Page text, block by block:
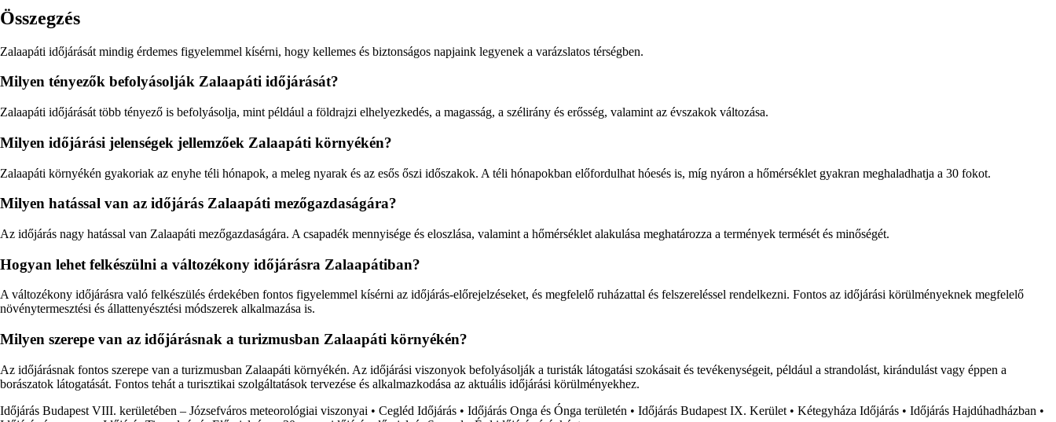
Összegzés
Zalaapáti időjárását mindig érdemes figyelemmel kísérni, hogy kellemes és biztonságos napjaink legyenek a varázslatos térségben.
Milyen tényezők befolyásolják Zalaapáti időjárását?
Zalaapáti időjárását több tényező is befolyásolja, mint például a földrajzi elhelyezkedés, a magasság, a szélirány és erősség, valamint az évszakok változása.
Milyen időjárási jelenségek jellemzőek Zalaapáti környékén?
Zalaapáti környékén gyakoriak az enyhe téli hónapok, a meleg nyarak és az esős őszi időszakok. A téli hónapokban előfordulhat hóesés is, míg nyáron a hőmérséklet gyakran meghaladhatja a 30 fokot.
Milyen hatással van az időjárás Zalaapáti mezőgazdaságára?
Az időjárás nagy hatással van Zalaapáti mezőgazdaságára. A csapadék mennyisége és eloszlása, valamint a hőmérséklet alakulása meghatározza a termények termését és minőségét.
Hogyan lehet felkészülni a változékony időjárásra Zalaapátiban?
A változékony időjárásra való felkészülés érdekében fontos figyelemmel kísérni az időjárás-előrejelzéseket, és megfelelő ruházattal és felszereléssel rendelkezni. Fontos az időjárási körülményeknek megfelelő
növénytermesztési és állattenyésztési módszerek alkalmazása is.
Milyen szerepe van az időjárásnak a turizmusban Zalaapáti környékén?
Az időjárásnak fontos szerepe van a turizmusban Zalaapáti környékén. Az időjárási viszonyok befolyásolják a turisták látogatási szokásait és tevékenységeit, például a strandolást, kirándulást vagy éppen a
borászatok látogatását. Fontos tehát a turisztikai szolgáltatások tervezése és alkalmazkodása az aktuális időjárási körülményekhez.
Időjárás Budapest VIII. kerületében – Józsefváros meteorológiai viszonyai • Cegléd Időjárás • Időjárás Onga és Ónga területén • Időjárás Budapest IX. Kerület • Kétegyháza Időjárás • Időjárás Hajdúhadházban •